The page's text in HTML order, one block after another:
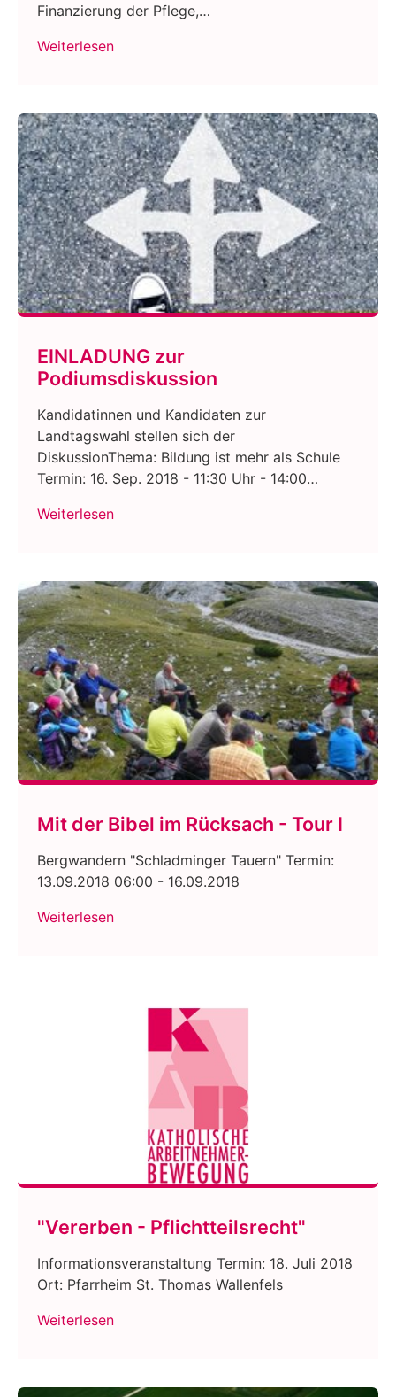
Finanzierung der Pflege,…
Weiterlesen
EINLADUNG zur
Podiumsdiskussion
Kandidatinnen und Kandidaten zur
Landtagswahl stellen sich der
DiskussionThema: Bildung ist mehr als Schule
Termin: 16. Sep. 2018 - 11:30 Uhr - 14:00…
Weiterlesen
Mit der Bibel im Rücksach - Tour I
Bergwandern "Schladminger Tauern" Termin:
13.09.2018 06:00 - 16.09.2018
Weiterlesen
"Vererben - Pflichtteilsrecht"
Informationsveranstaltung Termin: 18. Juli 2018
Ort: Pfarrheim St. Thomas Wallenfels
Weiterlesen